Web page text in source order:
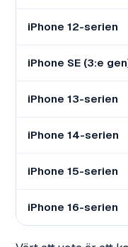
iPhone 12-serien
iPhone SE (3:e
iPhone 13-serien
iPhone 14-serien
iPhone 15-serien
iPhone 16-serien